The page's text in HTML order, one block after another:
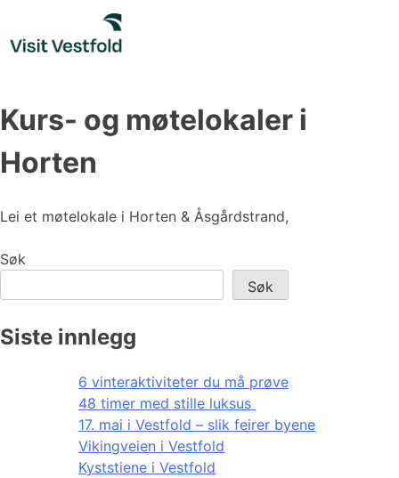
content
Kurs- og møtelokaler i
Horten
Lei et møtelokale i Horten & Åsgårdstrand,
Søk
Søk
Siste innlegg
6 vinteraktiviteter du må prøve
48 timer med stille luksus
17. mai i Vestfold – slik feirer byene
Vikingveien i Vestfold
Kyststiene i Vestfold